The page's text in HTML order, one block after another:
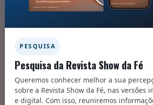
PESQUISA
Pesquisa da Revista Show da Fé
Queremos conhecer melhor a sua
sobre a Revista Show da Fé, nas versões
e digital. Com isso, reuniremos